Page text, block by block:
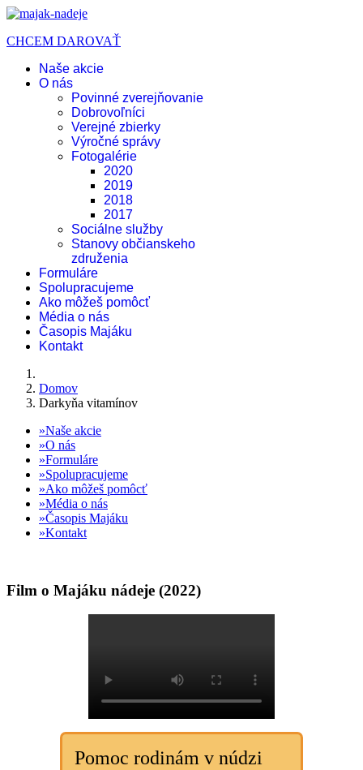
CHCEM DAROVAŤ
Naše akcie
O nás
Povinné zverejňovanie
Dobrovoľníci
Verejné zbierky
Výročné správy
Fotogalérie
2020
2019
2018
2017
Sociálne služby
Stanovy občianskeho
združenia
Formuláre
Spolupracujeme
Ako môžeš pomôcť
Média o nás
Časopis Majáku
Kontakt
Domov
Darkyňa vitamínov
Naše akcie
O nás
Formuláre
Spolupracujeme
Ako môžeš pomôcť
Média o nás
Časopis Majáku
Kontakt
Film o Majáku nádeje (2022)